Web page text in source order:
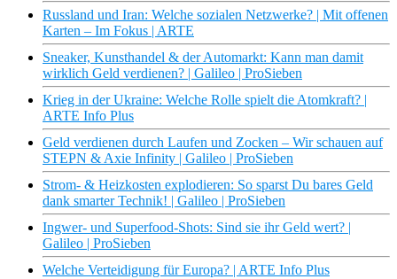
Russland und Iran: Welche sozialen Netzwerke? | Mit offenen
Karten – Im Fokus | ARTE
Sneaker, Kunsthandel & der Automarkt: Kann man damit
wirklich Geld verdienen? | Galileo | ProSieben
Krieg in der Ukraine: Welche Rolle spielt die Atomkraft? |
ARTE Info Plus
Geld verdienen durch Laufen und Zocken – Wir schauen auf
STEPN & Axie Infinity | Galileo | ProSieben
Strom- & Heizkosten explodieren: So sparst Du bares Geld
dank smarter Technik! | Galileo | ProSieben
Ingwer- und Superfood-Shots: Sind sie ihr Geld wert? |
Galileo | ProSieben
Welche Verteidigung für Europa? | ARTE Info Plus